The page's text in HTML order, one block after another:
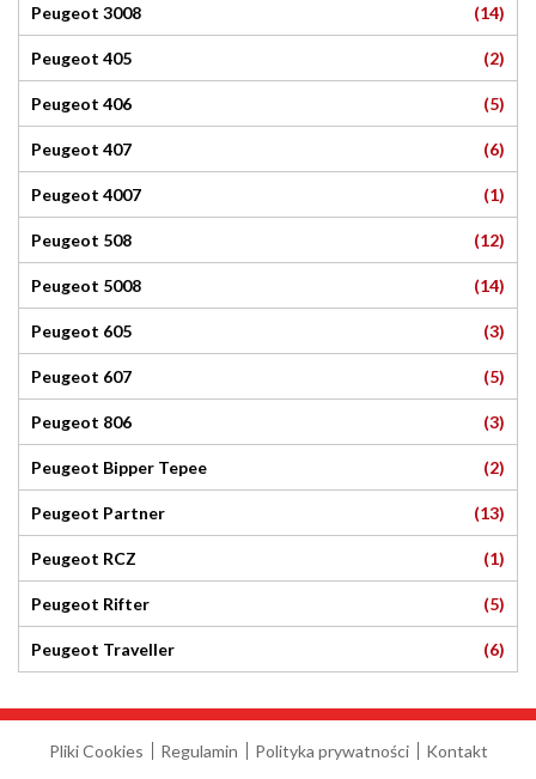
Peugeot 3008 (14)
Peugeot 405 (2)
Peugeot 406 (5)
Peugeot 407 (6)
Peugeot 4007 (1)
Peugeot 508 (12)
Peugeot 5008 (14)
Peugeot 605 (3)
Peugeot 607 (5)
Peugeot 806 (3)
Peugeot Bipper Tepee (2)
Peugeot Partner (13)
Peugeot RCZ (1)
Peugeot Rifter (5)
Peugeot Traveller (6)
Pliki Cookies Regulamin Polityka prywatności
Kontakt